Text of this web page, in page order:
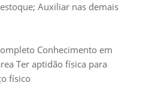
Auxiliar nas demais
Conhecimento em
Ter aptidão física para
físico